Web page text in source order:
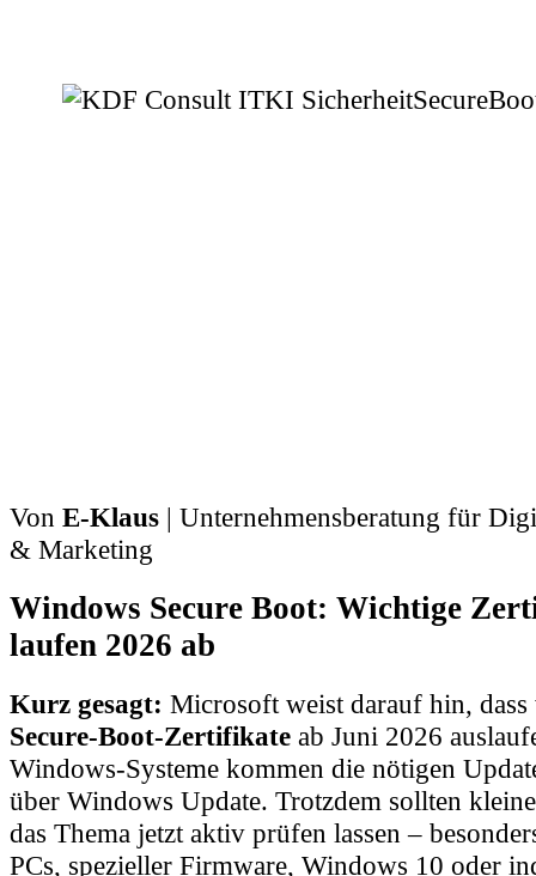
& Marketing
Windows Secure Boot: Wichtige
laufen 2026 ab
Secure-Boot-Zertifikateab Juni 2026
Windows-Systeme kommen die nötigen
über Windows Update. Trotzdem sollten
das Thema jetzt aktiv prüfen lassen –
PCs, spezieller Firmware, Windows 10 oder